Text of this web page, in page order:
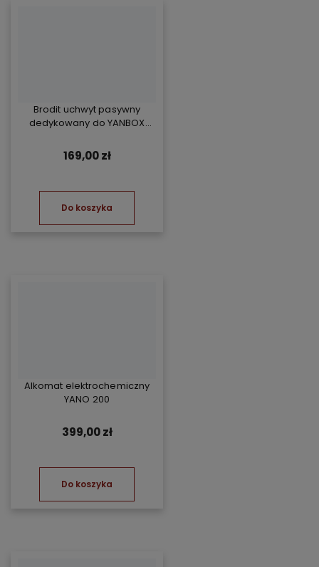
Brodit uchwyt pasywny
dedykowany do YANBOX
169,00 zł
Do koszyka
Alkomat elektrochemiczny
YANO 200
399,00 zł
Do koszyka